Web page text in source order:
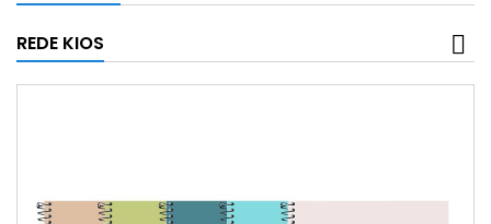
REDE KIOS